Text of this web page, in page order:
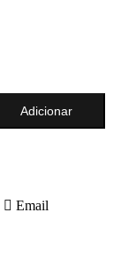
Adicionar
Email